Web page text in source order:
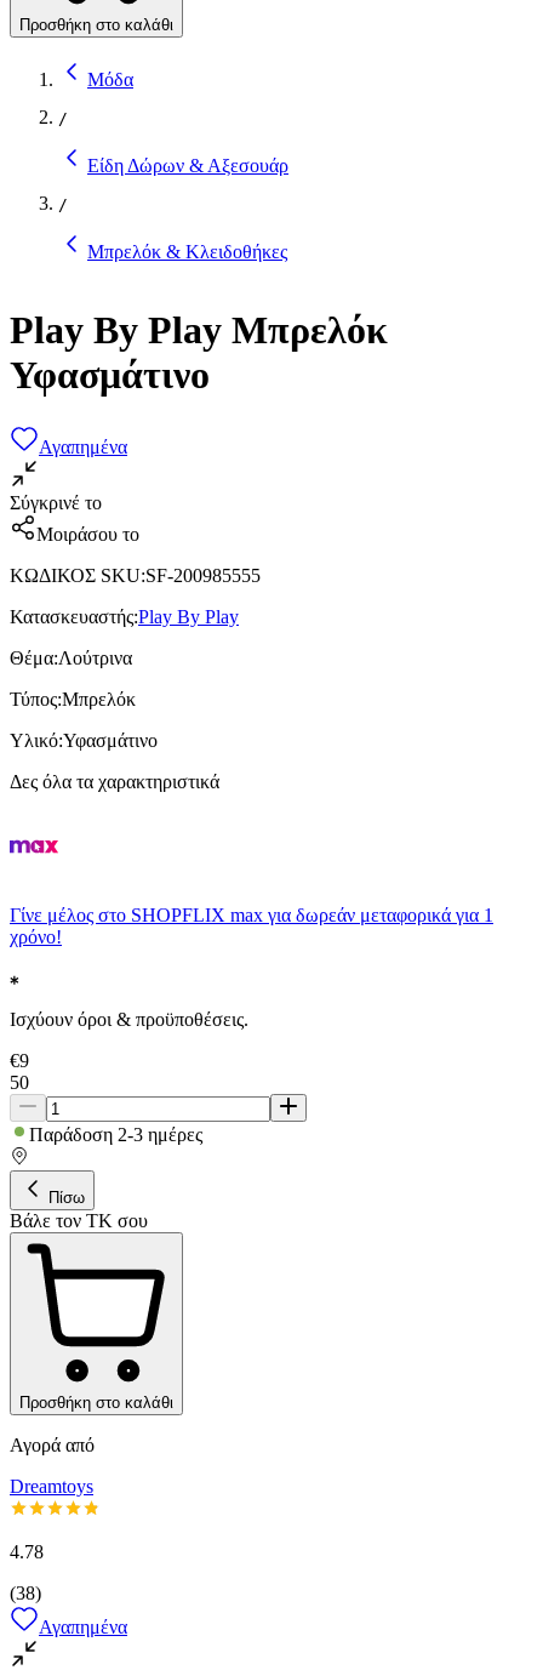
Προσθήκη στο καλάθι
Μόδα
/
Είδη Δώρων & Αξεσουάρ
/
Μπρελόκ & Κλειδοθήκες
Play By Play Μπρελόκ
Υφασμάτινο
Αγαπημένα
Σύγκρινέ το
Μοιράσου το
ΚΩΔΙΚΟΣ SKU:SF-200985555
Κατασκευαστής:Play By Play
Θέμα:Λούτρινα
Τύπος:Μπρελόκ
Υλικό:Υφασμάτινο
Δες όλα τα χαρακτηριστικά
Γίνε μέλος στο SHOPFLIX max για δωρεάν μεταφορικά για 1
χρόνο!
Ισχύουν όροι & προϋποθέσεις.
€9
50
Παράδοση 2-3 ημέρες
Πίσω
Βάλε τον ΤΚ σου
Προσθήκη στο καλάθι
Αγορά από
Dreamtoys
4.78
(38)
Αγαπημένα